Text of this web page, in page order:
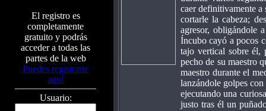
El registro es
completamente
gratuito y podrás
acceder a todas las
partes de la web
Puedes registrarte
aquí
Usuario:
caer definitivamente
cortarle la cabeza;
agresor, obligándole
Íncubo cayó a pocos
tajo vertical sobre él,
pecho de su maestro
maestro durante el
lanzándole golpes con
ejecutando una
justo tras él un